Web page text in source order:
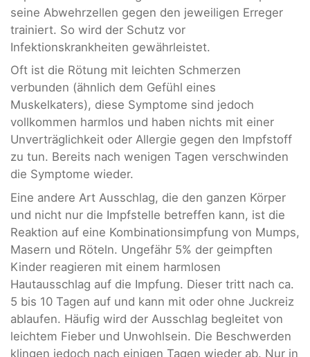
seine Abwehrzellen gegen den jeweiligen Erreger
trainiert. So wird der Schutz vor
Infektionskrankheiten gewährleistet.
Oft ist die Rötung mit leichten Schmerzen
verbunden (ähnlich dem Gefühl eines
Muskelkaters), diese Symptome sind jedoch
vollkommen harmlos und haben nichts mit einer
Unverträglichkeit oder Allergie gegen den Impfstoff
zu tun. Bereits nach wenigen Tagen verschwinden
die Symptome wieder.
Eine andere Art Ausschlag, die den ganzen Körper
und nicht nur die Impfstelle betreffen kann, ist die
Reaktion auf eine Kombinationsimpfung von Mumps,
Masern und Röteln. Ungefähr 5% der geimpften
Kinder reagieren mit einem harmlosen
Hautausschlag auf die Impfung. Dieser tritt nach ca.
5 bis 10 Tagen auf und kann mit oder ohne Juckreiz
ablaufen. Häufig wird der Ausschlag begleitet von
leichtem Fieber und Unwohlsein. Die Beschwerden
klingen jedoch nach einigen Tagen wieder ab. Nur in